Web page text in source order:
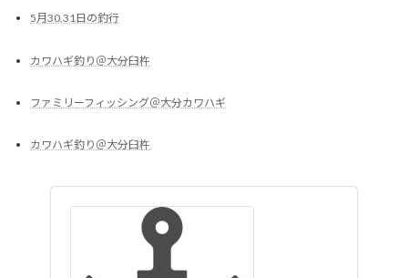
5月30,31日の釣行
カワハギ釣り＠大分臼杵
ファミリーフィッシング＠大分カワハギ
カワハギ釣り＠大分臼杵